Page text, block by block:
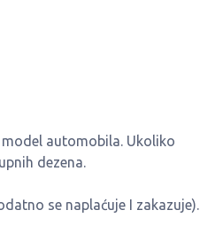
automobila. Ukoliko
dezena.
se naplaćuje I zakazuje).